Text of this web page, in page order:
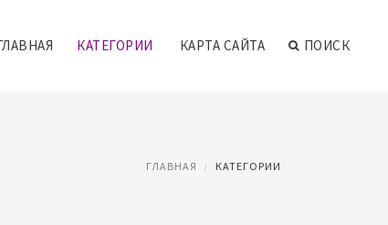
КАТЕГОРИИ КАРТА САЙТА ПОИСК
ГЛАВНАЯ КАТЕГОРИИ